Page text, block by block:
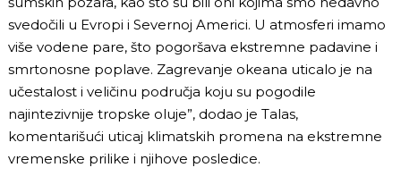
svedočili u Evropi i Severnoj Americi. U atmosferi imamo
više vodene pare, što pogoršava ekstremne padavine i
smrtonosne poplave. Zagrevanje okeana uticalo je na
učestalost i veličinu područja koju su pogodile
najintezivnije tropske oluje”, dodao je Talas,
komentarišući uticaj klimatskih promena na ekstremne
vremenske prilike i njihove posledice.